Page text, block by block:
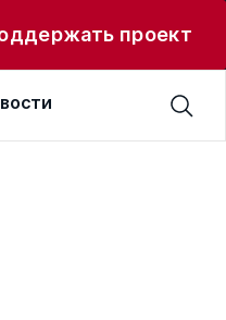
проект